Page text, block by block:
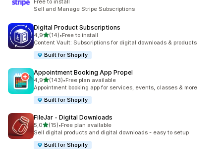
Free to install
Sell and Manage Stripe Subscriptions
Digital Product Subscriptions
4,9z 5 hvězd
(14)
Celkový počet recenzí: 14
•Free to install
Content Vault: Subscriptions for digital downloads & products
Built for Shopify
Appointment Booking App Propel
4,9z 5 hvězd
(143)
Celkový počet recenzí: 143
•Free plan available
Appointment booking app for services, events, classes & more
Built for Shopify
FileJar ‑ Digital Downloads
5,0z 5 hvězd
(15)
Celkový počet recenzí: 15
•Free plan available
Sell digital products and digital downloads - easy to setup
Built for Shopify